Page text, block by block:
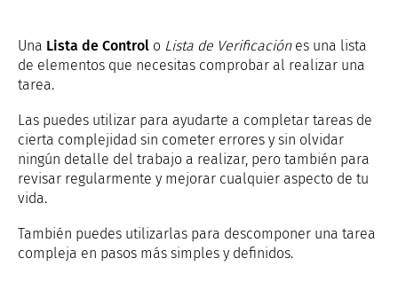
Una Lista de Control o Lista de Verificaciónes una lista
de elementos que necesitas comprobar al realizar una
tarea.
Las puedes utilizar para ayudarte a completar tareas de
cierta complejidad sin cometer errores y sin olvidar
ningún detalle del trabajo a realizar, pero también para
revisar regularmente y mejorar cualquier aspecto de tu
vida.
También puedes utilizarlas para descomponer una tarea
compleja en pasos más simples y definidos.